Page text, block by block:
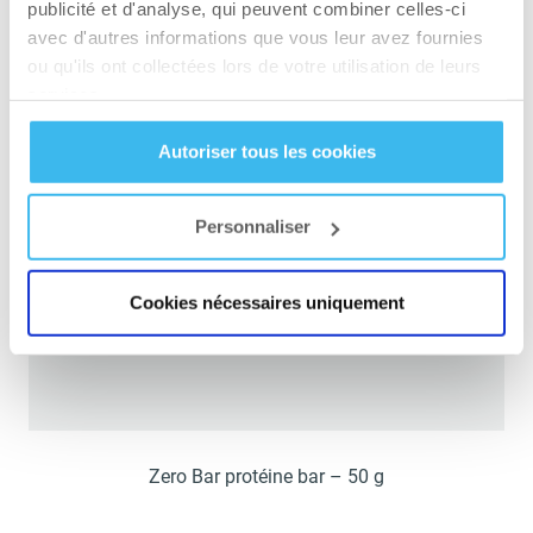
publicité et d'analyse, qui peuvent combiner celles-ci
avec d'autres informations que vous leur avez fournies
ou qu'ils ont collectées lors de votre utilisation de leurs
Autoriser tous les cookies
Personnaliser
Cookies nécessaires uniquement
Zero Bar protéine bar – 50 g